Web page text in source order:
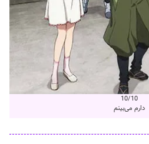
10/10
دارم می‌بینم